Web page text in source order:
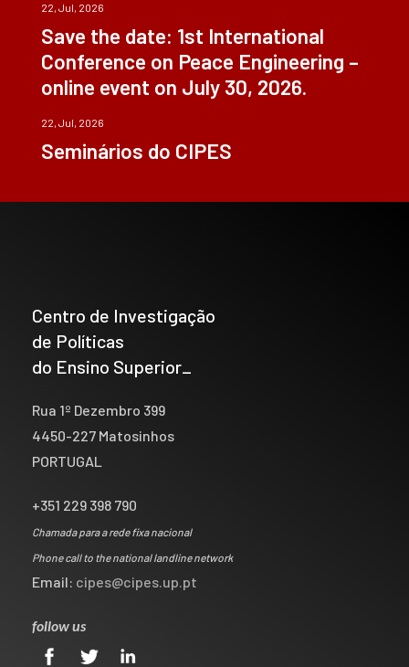
22, Jul, 2026
Save the date: 1st International
Conference on Peace Engineering –
online event on July 30, 2026.
22, Jul, 2026
Seminários do CIPES
Centro de Investigação
de Políticas
do Ensino Superior_
Rua 1º Dezembro 399
4450-227 Matosinhos
PORTUGAL
+351 229 398 790
Chamada para a rede fixa nacional
Phone call to the national landline network
Email: cipes@cipes.up.pt
follow us